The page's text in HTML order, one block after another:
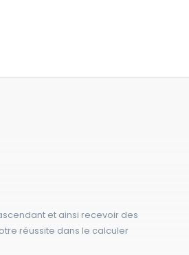
et ainsi recevoir des
réussite dans le calculer